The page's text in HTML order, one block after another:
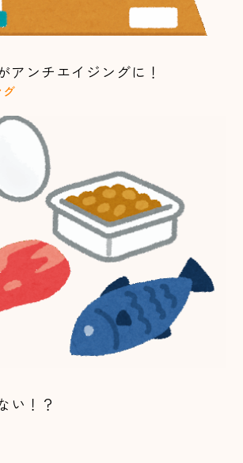
アンチエイジングに！
い！？